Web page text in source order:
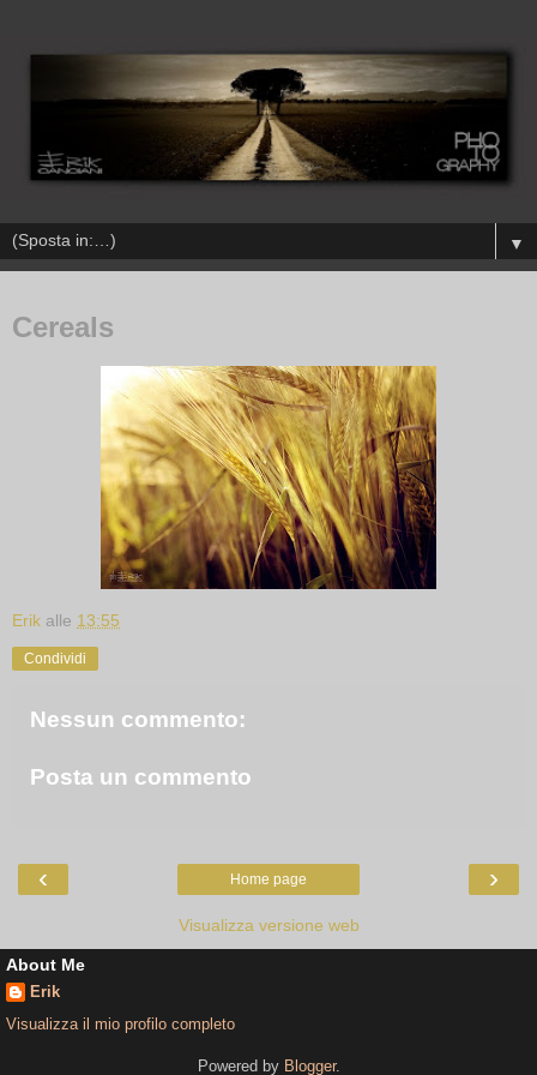
▼
Cereals
Erik alle 13:55
Condividi
Nessun commento:
Posta un commento
‹ ›
Home page
Visualizza versione web
About Me
Erik
Visualizza il mio profilo completo
Powered by Blogger.